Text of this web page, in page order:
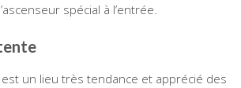
spécial à l’entrée.
un lieu très tendance et apprécié des